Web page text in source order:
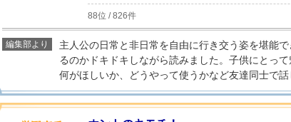
88位 / 826件
編集部より
主人公の日常と非日常を自由に行き交う姿を堪能
るのかドキドキしながら読みました。子供にとっ
何がほしいか、どうやって使うかなど友達同士で話